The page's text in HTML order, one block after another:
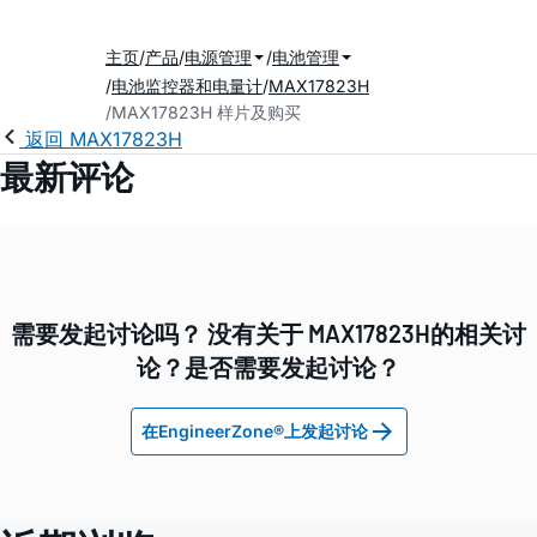
主页 产品 电源管理
电池管理
电池监控器和电量计 MAX17823H
MAX17823H 样片及购买
返回 MAX17823H
最新评论
需要发起讨论吗？ 没有关于 MAX17823H的相关讨
论？是否需要发起讨论？
在EngineerZone®上发起讨论